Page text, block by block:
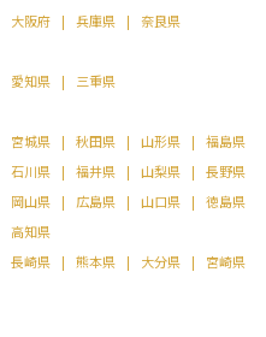
大阪府 兵庫県
奈良県
愛知県 三重県
宮城県 秋田県 山形県 福島県
石川県 福井県 山梨県 長野県
岡山県 広島県 山口県
徳島県
高知県
長崎県 熊本県 大分県
宮崎県